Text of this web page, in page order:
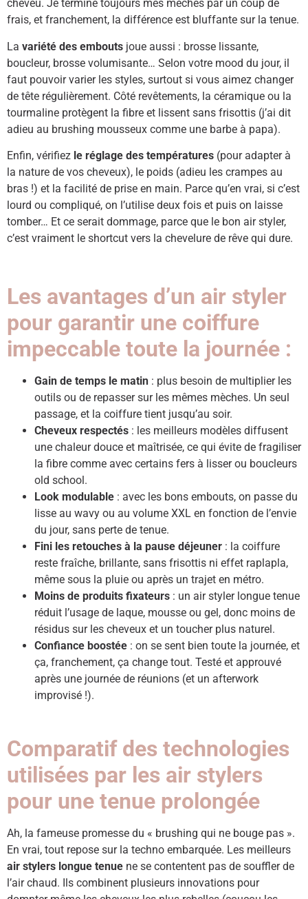
cheveu. Je termine toujours mes mèches par un coup de
frais, et franchement, la différence est bluffante sur la tenue.
La variété des embouts joue aussi : brosse lissante,
boucleur, brosse volumisante… Selon votre mood du jour, il
faut pouvoir varier les styles, surtout si vous aimez changer
de tête régulièrement. Côté revêtements, la céramique ou la
tourmaline protègent la fibre et lissent sans frisottis (j’ai dit
adieu au brushing mousseux comme une barbe à papa).
Enfin, vérifiez le réglage des températures (pour adapter à
la nature de vos cheveux), le poids (adieu les crampes au
bras !) et la facilité de prise en main. Parce qu’en vrai, si c’est
lourd ou compliqué, on l’utilise deux fois et puis on laisse
tomber… Et ce serait dommage, parce que le bon air styler,
c’est vraiment le shortcut vers la chevelure de rêve qui dure.
Les avantages d’un air styler
pour garantir une coiffure
impeccable toute la journée :
Gain de temps le matin : plus besoin de multiplier les
outils ou de repasser sur les mêmes mèches. Un seul
passage, et la coiffure tient jusqu’au soir.
Cheveux respectés : les meilleurs modèles diffusent
une chaleur douce et maîtrisée, ce qui évite de fragiliser
la fibre comme avec certains fers à lisser ou boucleurs
old school.
Look modulable : avec les bons embouts, on passe du
lisse au wavy ou au volume XXL en fonction de l’envie
du jour, sans perte de tenue.
Fini les retouches à la pause déjeuner : la coiffure
reste fraîche, brillante, sans frisottis ni effet raplapla,
même sous la pluie ou après un trajet en métro.
Moins de produits fixateurs : un air styler longue tenue
réduit l’usage de laque, mousse ou gel, donc moins de
résidus sur les cheveux et un toucher plus naturel.
Confiance boostée : on se sent bien toute la journée, et
ça, franchement, ça change tout. Testé et approuvé
après une journée de réunions (et un afterwork
improvisé !).
Comparatif des technologies
utilisées par les air stylers
pour une tenue prolongée
Ah, la fameuse promesse du « brushing qui ne bouge pas ».
En vrai, tout repose sur la techno embarquée. Les meilleurs
air stylers longue tenue ne se contentent pas de souffler de
l’air chaud. Ils combinent plusieurs innovations pour